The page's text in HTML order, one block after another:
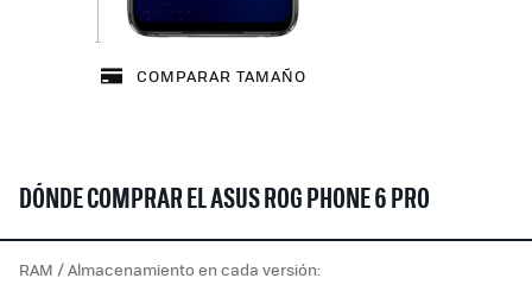
COMPARAR TAMAÑO
DÓNDE COMPRAR EL ASUS ROG PHONE 6 PRO
RAM / Almacenamiento en cada versión: